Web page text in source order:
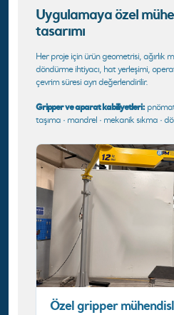
Uygulamaya özel
tasarımı
Her proje için ürün geometrisi, ağırlık
döndürme ihtiyacı, hat yerleşimi,
çevrim süresi ayrı değerlendirilir.
Gripper ve aparat kabiliyetleri:
taşıma · mandrel · mekanik sıkma ·
Özel gripper